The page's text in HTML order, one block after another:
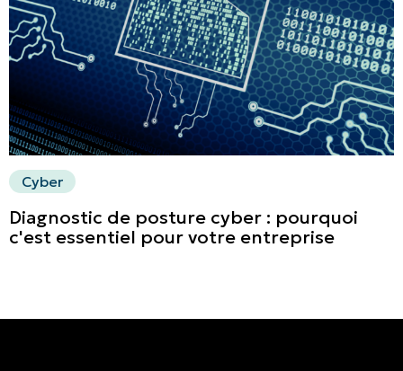
Cyber
Diagnostic de posture cyber : pourquoi
c'est essentiel pour votre entreprise